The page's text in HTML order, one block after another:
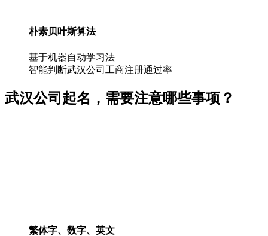
朴素贝叶斯算法
基于机器自动学习法
智能判断武汉公司工商注册通过率
武汉公司起名，需要注意哪些事项？
繁体字、数字、英文